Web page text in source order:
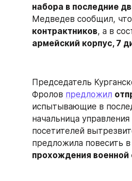
набора в последние
Медведев сообщил, что
контрактников, а в
армейский корпус, 7
Председатель
Фролов предложил
испытывающие в
начальница
посетителей
предложила повесить
прохождения